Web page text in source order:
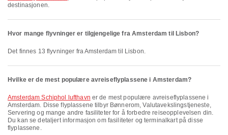
destinasjonen.
Hvor mange flyvninger er tilgjengelige fra Amsterdam til Lisbon?
Det finnes 13 flyvninger fra Amsterdam til Lisbon.
Hvilke er de mest populære avreiseflyplassene i Amsterdam?
Amsterdam Schiphol lufthavn er de mest populære avreiseflyplassene i
Amsterdam. Disse flyplassene tilbyr Bønnerom, Valutavekslingstjeneste,
Servering og mange andre fasiliteter for å forbedre reiseopplevelsen din.
Du kan se detaljert informasjon om fasiliteter og terminalkart på disse
flyplassene.